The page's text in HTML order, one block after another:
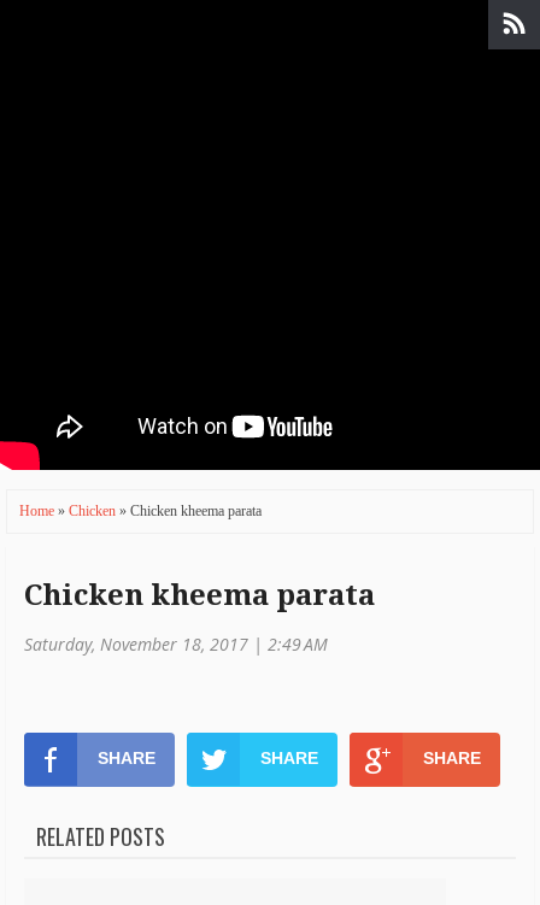
Home » Chicken » Chicken kheema parata
Chicken kheema parata
Saturday, November 18, 2017 | 2:49 AM
SHARE SHARE SHARE
RELATED POSTS